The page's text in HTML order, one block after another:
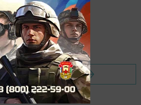
страницу новости